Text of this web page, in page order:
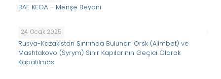
BAE KEOA – Menşe Beyanı
24 Ocak 2025
Rusya-Kazakistan Sınırında Bulunan Orsk (Alimbet) ve
Mashtakovo (Syrym) Sınır Kapılarının Geçici Olarak
Kapatılması